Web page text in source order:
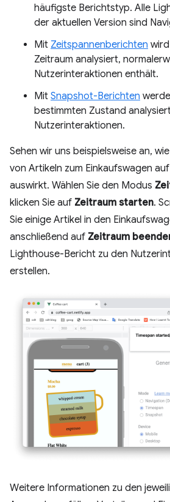
häufigste Berichtstyp. Alle
der aktuellen Version sind
Mit Zeitspannenberichten
Zeitraum analysiert,
Nutzerinteraktionen enthält.
Mit Snapshot-Berichten
bestimmten Zustand
Nutzerinteraktionen.
Sehen wir uns beispielsweise an,
von Artikeln zum Einkaufswagen
auswirkt. Wählen Sie den Modus
klicken Sie auf Zeitraum starten.
Sie einige Artikel in den
anschließend auf Zeitraum
Lighthouse-Bericht zu den
erstellen.
Weitere Informationen zu den